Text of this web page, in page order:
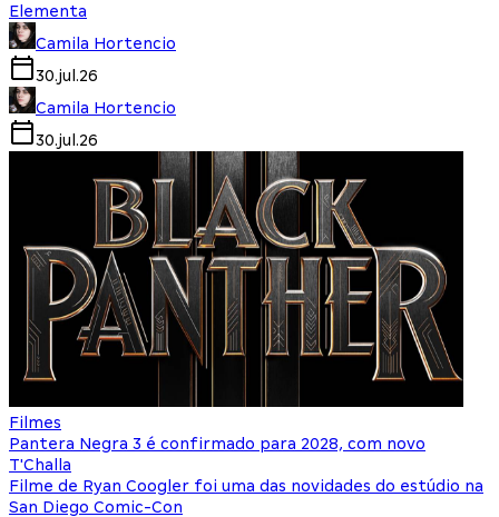
Elementa
Camila Hortencio
30.jul.26
Camila Hortencio
30.jul.26
Filmes
Pantera Negra 3 é confirmado para 2028, com novo
T'Challa
Filme de Ryan Coogler foi uma das novidades do estúdio na
San Diego Comic-Con